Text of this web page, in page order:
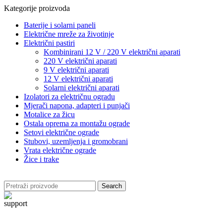
Kategorije proizvoda
Baterije i solarni paneli
Električne mreže za životinje
Električni pastiri
Kombinirani 12 V / 220 V električni aparati
220 V električni aparati
9 V električni aparati
12 V električni aparati
Solarni električni aparati
Izolatori za električnu ogradu
Mjerači napona, adapteri i punjači
Motalice za žicu
Ostala oprema za montažu ograde
Setovi električne ograde
Stubovi, uzemljenja i gromobrani
Vrata električne ograde
Žice i trake
Search